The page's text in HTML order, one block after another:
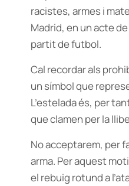
racistes, armes i
Madrid, en un acte
partit de futbol.
Cal recordar als
un símbol que
L’estelada és, per
que clamen per la
No acceptarem, per
arma. Per aquest
el rebuig rotund a